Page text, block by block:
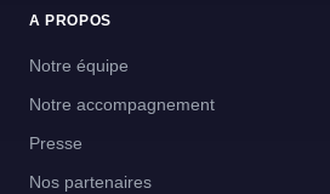
A PROPOS
Notre équipe
Notre accompagnement
Presse
Nos partenaires